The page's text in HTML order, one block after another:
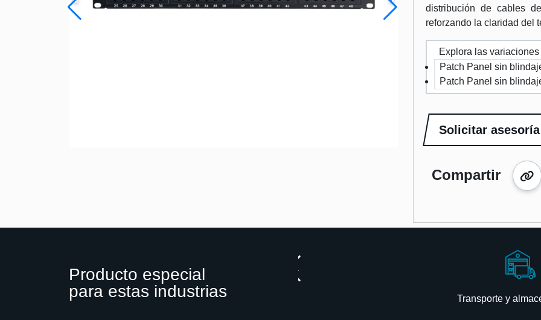
distribución de cables
reforzando la claridad del
Explora las variaciones
Patch Panel sin
Patch Panel sin
Solicitar asesoría
Compartir
Producto especial
para estas industrias
Transporte y